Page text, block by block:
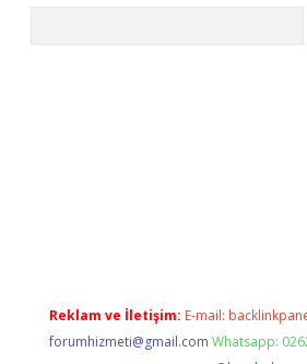
Reklam ve İletişim: E-mail:
forumhizmeti@gmail.com Whatsapp: